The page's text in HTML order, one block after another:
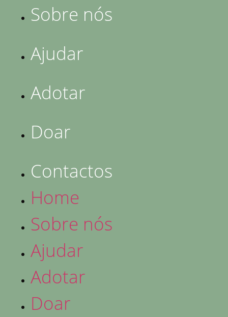
Sobre nós
Ajudar
Adotar
Doar
Contactos
Home
Sobre nós
Ajudar
Adotar
Doar